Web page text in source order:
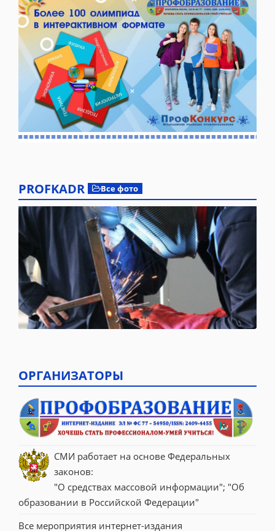
PROFKADR Все фото
ОРГАНИЗАТОРЫ
СМИ работает на основе Федеральных
законов:
"О средствах массовой информации"; "Об
образовании в Российской Федерации"
Все мероприятия интернет-издания